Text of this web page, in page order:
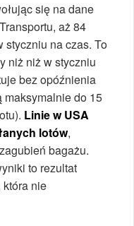
się na dane
aż 84
styczniu na czas. To
niż niż w styczniu
bez opóźnienia
maksymalnie do 15
Linie w USA
lotów,
bagażu.
to rezultat
która nie